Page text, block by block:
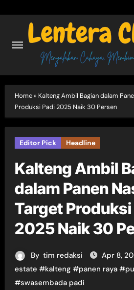
Home» Kalteng Ambil Bagian dalam
Produksi Padi 2025 Naik 30 Persen
Editor Pick Headline
Kalteng Ambil
dalam Panen
Target Produksi
2025 Naik 30
By tim redaksi Apr 8,
estate #kalteng #panen raya#
#swasembada padi